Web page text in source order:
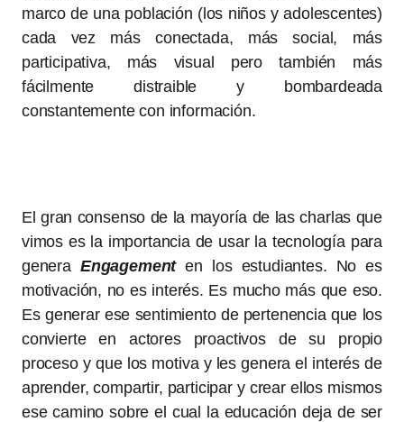
marco de una población (los niños y adolescentes)
cada vez más conectada, más social, más
participativa, más visual pero también más
fácilmente distraible y bombardeada
constantemente con información.
El gran consenso de la mayoría de las charlas que
vimos es la importancia de usar la tecnología para
generaEngagementen los estudiantes. No es
motivación, no es interés. Es mucho más que eso.
Es generar ese sentimiento de pertenencia que los
convierte en actores proactivos de su propio
proceso y que los motiva y les genera el interés de
aprender, compartir, participar y crear ellos mismos
ese camino sobre el cual la educación deja de ser